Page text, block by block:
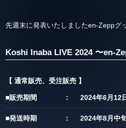
先週末に発表いたしましたen-Zeppグ
Koshi Inaba LIVE 2024 〜en-
【 通常販売、受注販売 】
■販売期間 2024年6月12
■発送時期
2024年8月中